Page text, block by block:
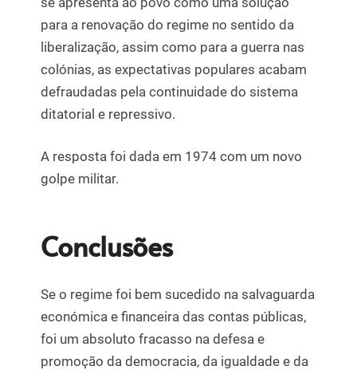
para a renovação do regime no sentido da
liberalização, assim como para a guerra nas
colónias, as expectativas populares acabam
defraudadas pela continuidade do sistema
ditatorial e repressivo.
A resposta foi dada em 1974 com um novo
golpe militar.
Conclusões
Se o regime foi bem sucedido na salvaguarda
económica e financeira das contas públicas,
foi um absoluto fracasso na defesa e
promoção da democracia, da igualdade e da